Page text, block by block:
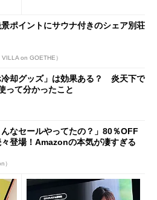
ポイントにサウナ付きのシェア別荘
on GOETHE）
冷却グッズ」は効果ある？ 炎天下で
って分かったこと
んなセールやってたの？」80％OFF
登場！Amazonの本気が凄すぎる
）